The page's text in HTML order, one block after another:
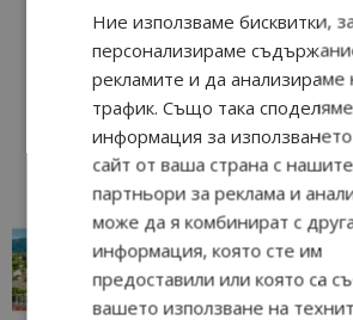
“Пощенска картичка
отвъд очакваното
Петрич 11/07/2026 11:22
Ние използваме бисквитки,
персонализираме
рекламите и да
трафик. Също така споделяме
информация за
сайт от ваша страна с нашите
партньори за реклама и
може да я комбинират с
информация, която сте им
предоставили или която са
вашето използване на